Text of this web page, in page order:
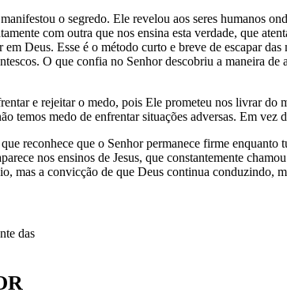
o segredo. Ele revelou aos seres humanos
com outra que nos ensina esta verdade, que
Deus. Esse é o método curto e breve de escapar das
O que confia no Senhor descobriu a maneira de
e rejeitar o medo, pois Ele prometeu nos livrar
medo de enfrentar situações adversas. Em vez
reconhece que o Senhor permanece firme
nos ensinos de Jesus, que constantemente
mas a convicção de que Deus continua conduzindo,
das